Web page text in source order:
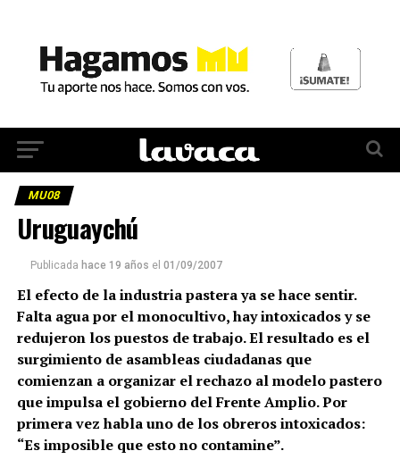
MU08
Uruguaychú
Publicada hace 19 años el 01/09/2007
El efecto de la industria pastera ya se hace sentir.
Falta agua por el monocultivo, hay intoxicados y se
redujeron los puestos de trabajo. El resultado es el
surgimiento de asambleas ciudadanas que
comienzan a organizar el rechazo al modelo pastero
que impulsa el gobierno del Frente Amplio. Por
primera vez habla uno de los obreros intoxicados:
“Es imposible que esto no contamine”.